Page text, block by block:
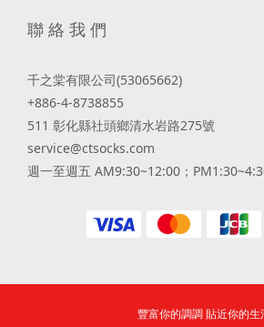
聯 絡 我 們
千之棠有限公司(53065662)
+886-4-8738855
511 彰化縣社頭鄉清水岩路275號
service@ctsocks.com
週一至週五 AM9:30~12:00；
豐富你的調調 貼近你的生